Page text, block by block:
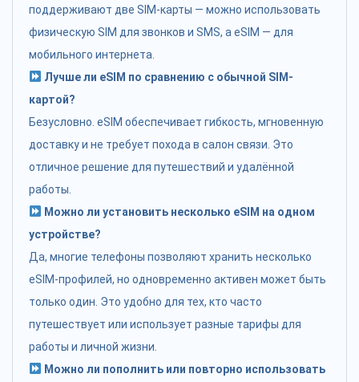
поддерживают две SIM-карты — можно использовать
физическую SIM для звонков и SMS, а eSIM — для
мобильного интернета.
Лучше ли eSIM по сравнению с обычной SIM-
картой?
Безусловно. eSIM обеспечивает гибкость, мгновенную
доставку и не требует похода в салон связи. Это
отличное решение для путешествий и удалённой
работы.
Можно ли установить несколько eSIM на одном
устройстве?
Да, многие телефоны позволяют хранить несколько
eSIM-профилей, но одновременно активен может быть
только один. Это удобно для тех, кто часто
путешествует или использует разные тарифы для
работы и личной жизни.
Можно ли пополнить или повторно использовать